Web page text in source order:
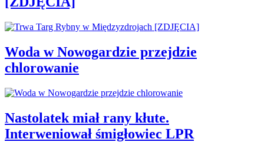
Woda w Nowogardzie przejdzie
chlorowanie
Nastolatek miał rany kłute.
Interweniował śmigłowiec LPR